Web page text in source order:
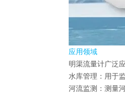
应用领域
明渠流量计广泛
水库管理：用于
河流监测：测量